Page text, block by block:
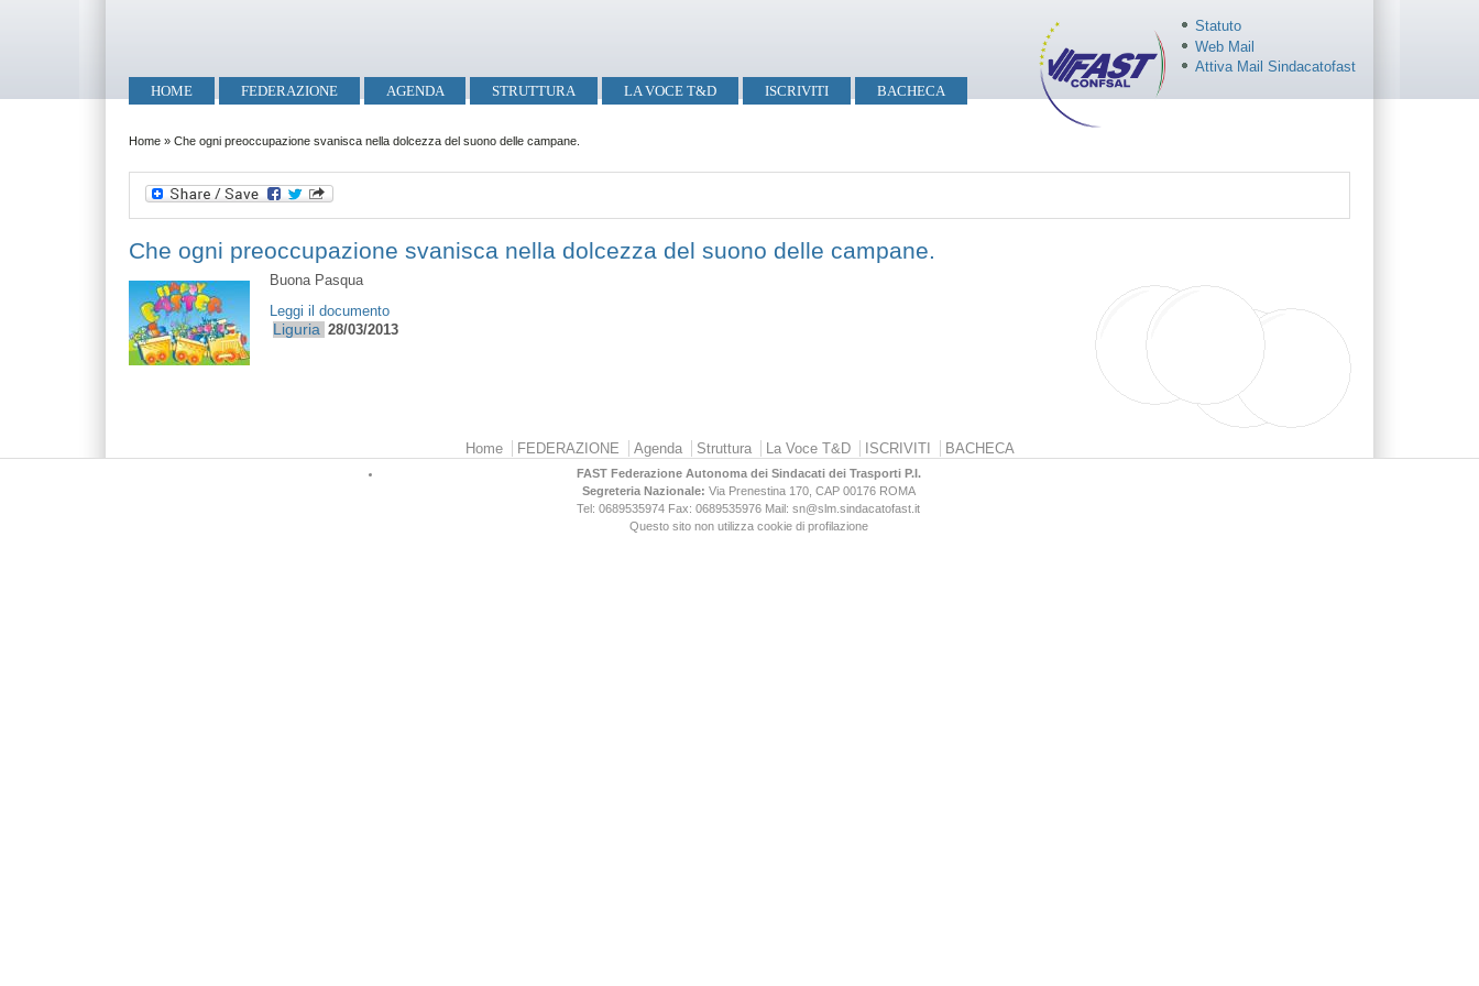
Statuto
Web Mail
Attiva Mail Sindacatofast
Menu principale
HOME FEDERAZIONE AGENDA STRUTTURA LA VOCE T&D ISCRIVITI
BACHECA
Tu sei qui
Home » Che ogni preoccupazione svanisca nella dolcezza del suono delle campane.
Che ogni preoccupazione svanisca nella dolcezza del suono delle campane.
Buona Pasqua
Leggi il documento
Liguria 28/03/2013
Home FEDERAZIONE Agenda Struttura La Voce T&D ISCRIVITI BACHECA
FAST Federazione Autonoma dei Sindacati dei Trasporti P.I.
Segreteria Nazionale: Via Prenestina 170, CAP 00176ROMA
Tel: 0689535974 Fax: 0689535976 Mail: sn@slm.sindacatofast.it
Questo sito non utilizza cookie di profilazione